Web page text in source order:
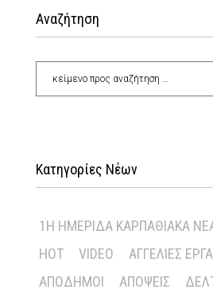
Αναζήτηση
Κατηγορίες Νέων
1Η ΗΜΕΡΊΔΑ ΚΑΡΠΑΘΙΑΚΆ
HOT
VIDEO ΑΓΓΕΛΊΕΣ
ΑΠΌΔΗΜΟΙ
ΑΠΌΨΕΙΣ